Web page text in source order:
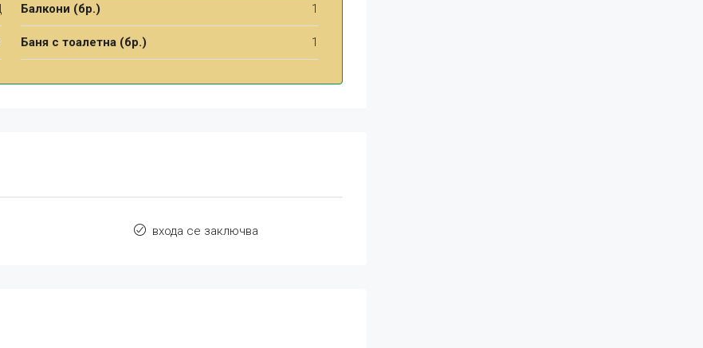
Балкони (бр.) 1
Баня с тоалетна (бр.) 1
входа се заключва